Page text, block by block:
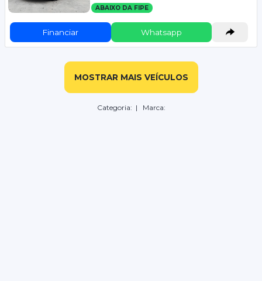
ABAIXO DA FIPE
Financiar Whatsapp
MOSTRAR MAIS VEÍCULOS
Categoria: | Marca: